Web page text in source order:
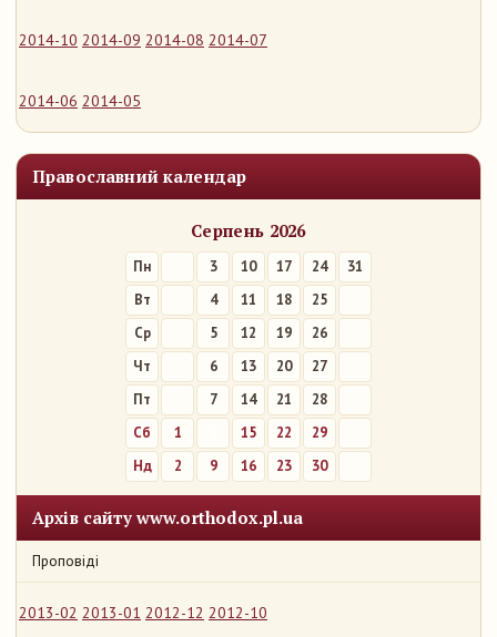
2014-10 2014-09 2014-08 2014-07
2014-06 2014-05
Православний календар
Серпень 2026
Пн 3 10 17 24
31
Вт
4 11 18
25
Ср
5 12 19
26
Чт
6 13 20
27
Пт
7 14 21
28
Сб
1 15 22
29
Нд
2 9 16 23 30
Архів сайту www.orthodox.pl.ua
Проповіді
2013-02 2013-01 2012-12 2012-10